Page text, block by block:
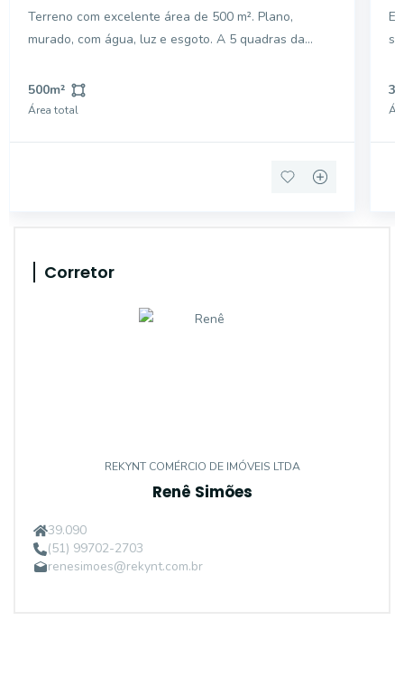
Terreno com excelente área de 500 m². Plano,
murado, com água, luz e esgoto. A 5 quadras da
residencia com quintal e ainda muito espaço para as
crianças, ou mesmo um estabelecimento comercial.
500m²
Área total
o
Corretor
REKYNT COMÉRCIO DE IMÓVEIS LTDA
Renê Simões
39.090
(51) 99702-2703
renesimoes@rekynt.com.br